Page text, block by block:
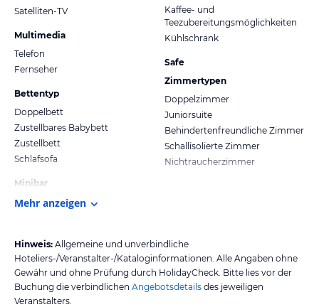
Satelliten-TV
Multimedia
Telefon
Fernseher
Bettentyp
Doppelbett
Zustellbares Babybett
Zustellbett
Schlafsofa
Minibar
Kaffee- und
Teezubereitungsmöglichkeiten
Kühlschrank
Safe
Zimmertypen
Doppelzimmer
Juniorsuite
Behindertenfreundliche Zimmer
Schallisolierte Zimmer
Nichtraucherzimmer
Mehr anzeigen
Hinweis: Allgemeine und unverbindliche
Hoteliers-/Veranstalter-/Kataloginformationen. Alle Angaben ohne
Gewähr und ohne Prüfung durch HolidayCheck. Bitte lies vor der
Buchung die verbindlichen Angebotsdetails des jeweiligen
Veranstalters.